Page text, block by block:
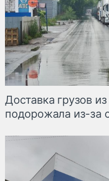
Доставка грузов
подорожала из-за